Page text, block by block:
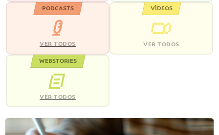
PODCASTS
VER TODOS
VÍDEOS
VER TODOS
WEBSTORIES
VER TODOS